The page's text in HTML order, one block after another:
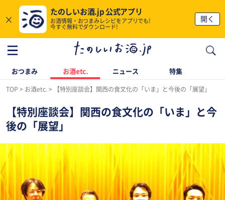
×
たのしいお酒.jp 公式アプリ
お酒情報・おつまみレシピをアプリでも!
今すぐ無料でダウンロード!
開く
おつまみ お酒etc. ニュース 特集
TOP お酒etc. 【特別座談会】関西の食文化の「いま」と今後の「展望」
【特別座談会】関西の食文化の「いま」と今
後の「展望」